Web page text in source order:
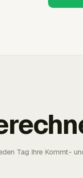
Tag Ihre Kommt-